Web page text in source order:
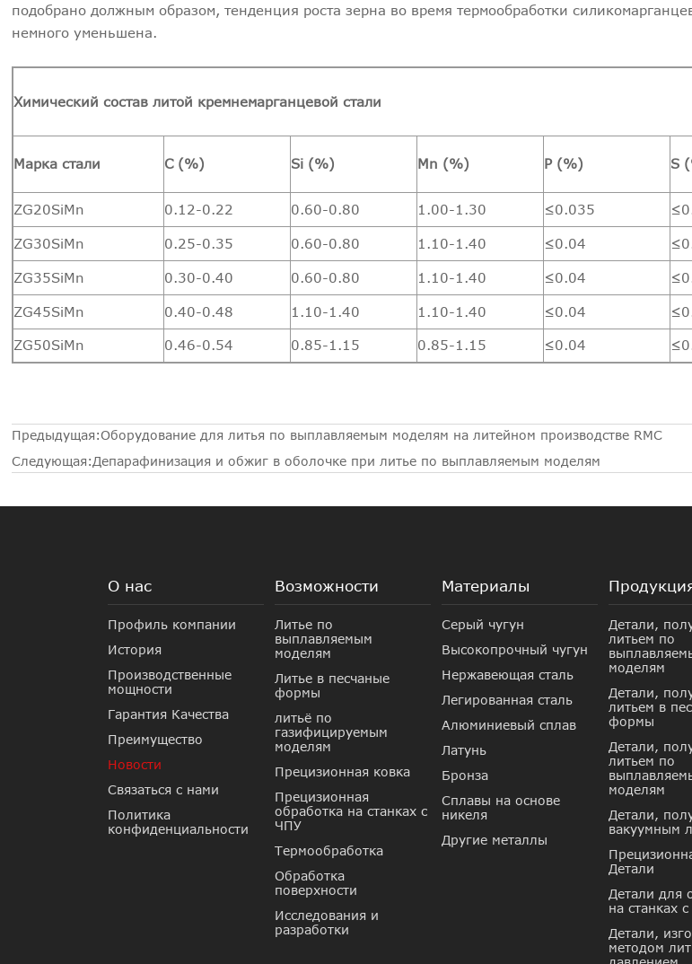
подобрано должным образом, тенденция роста зерна во время термообработки
немного уменьшена.
Химический состав литой кремнемарганцевой стали
Марка стали C (%) Si (%) Mn (%) P (%) S
ZG20SiMn 0.12-0.22 0.60-0.80 1.00-1.30 ≤0.035
ZG30SiMn 0.25-0.35 0.60-0.80 1.10-1.40 ≤0.04
ZG35SiMn 0.30-0.40 0.60-0.80 1.10-1.40 ≤0.04
ZG45SiMn 0.40-0.48 1.10-1.40 1.10-1.40 ≤0.04
ZG50SiMn 0.46-0.54 0.85-1.15 0.85-1.15 ≤0.04
Предыдущая:Оборудование для литья по выплавляемым моделям на литейном производстве RMC
Следующая:Депарафинизация и обжиг в оболочке при литье по выплавляемым моделям
О нас
Профиль компании
История
Производственные
мощности
Гарантия Качества
Преимущество
Новости
Связаться с нами
Политика
конфиденциальности
Возможности
Литье по
выплавляемым
моделям
Литье в песчаные
формы
литьё по
газифицируемым
моделям
Прецизионная ковка
Прецизионная
обработка на станках с
ЧПУ
Термообработка
Обработка
поверхности
Исследования и
разработки
Материалы
Серый чугун
Высокопрочный чугун
Нержавеющая сталь
Легированная сталь
Алюминиевый сплав
Латунь
Бронза
Сплавы на основе
никеля
Другие металлы
Детали,
литьем по
моделям
Детали,
литьем в
формы
Детали,
литьем по
моделям
Детали,
вакуумным
Детали
Детали для
на станках
Детали,
методом